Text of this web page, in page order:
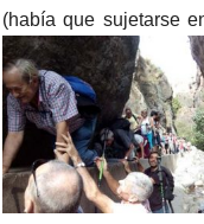
(había que sujetarse